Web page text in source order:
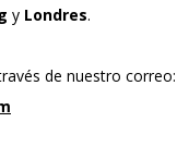
y Londres.
de nuestro correo: